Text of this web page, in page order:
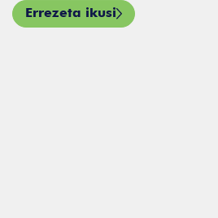
Errezeta ikusi